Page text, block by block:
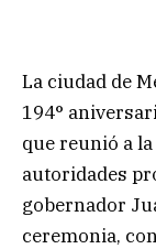
La ciudad de
194°
que reunió a
autoridades
gobernador
ceremonia,